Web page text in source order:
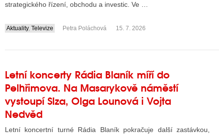
strategického řízení, obchodu a investic. Ve …
....
Aktuality, Televize Petra Poláchová 15. 7. 2026
Letní koncerty Rádia Blaník míří do
Pelhřimova. Na Masarykově náměstí
vystoupí Slza, Olga Lounová i Vojta
Nedvěd
Letní koncertní turné Rádia Blaník pokračuje další zastávkou,